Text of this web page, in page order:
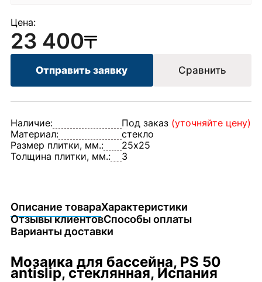
Цена:
23 400
Отправить заявку Сравнить
Наличие: Под заказ (уточняйте цену)
Материал:
стекло
Размер плитки, мм.:
25х25
Толщина плитки, мм.:
3
Описание товараХарактеристики
Отзывы клиентовСпособы оплаты
Варианты доставки
Мозаика для бассейна, PS 50
antislip, стеклянная, Испания